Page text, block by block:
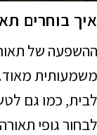
איך בוחרים
ההשפעה של
משמעותית מאוד.
לבית, כמו גם
לבחור גופי